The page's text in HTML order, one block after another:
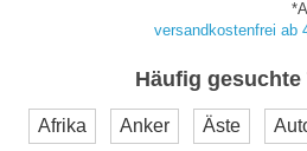
versandkostenfrei ab
Häufig gesuchte
Afrika Anker Äste